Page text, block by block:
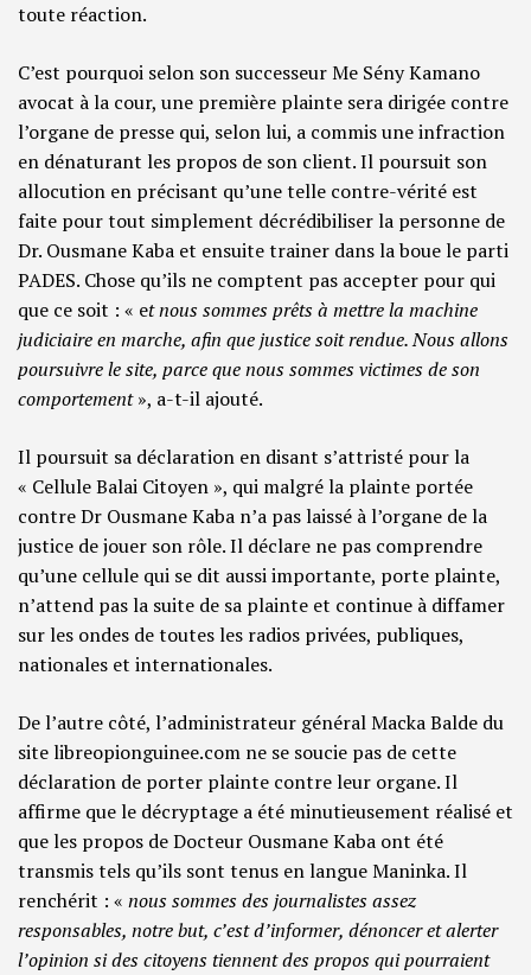
toute réaction.
C’est pourquoi selon son successeur Me Sény Kamano
avocat à la cour, une première plainte sera dirigée contre
l’organe de presse qui, selon lui, a commis une infraction
en dénaturant les propos de son client. Il poursuit son
allocution en précisant qu’une telle contre-vérité est
faite pour tout simplement décrédibiliser la personne de
Dr. Ousmane Kaba et ensuite trainer dans la boue le parti
PADES. Chose qu’ils ne comptent pas accepter pour qui
que ce soit : « et nous sommes prêts à mettre la machine
judiciaire en marche, afin que justice soit rendue. Nous allons
poursuivre le site, parce que nous sommes victimes de son
comportement», a-t-il ajouté.
Il poursuit sa déclaration en disant s’attristé pour la
« Cellule Balai Citoyen », qui malgré la plainte portée
contre Dr Ousmane Kaba n’a pas laissé à l’organe de la
justice de jouer son rôle. Il déclare ne pas comprendre
qu’une cellule qui se dit aussi importante, porte plainte,
n’attend pas la suite de sa plainte et continue à diffamer
sur les ondes de toutes les radios privées, publiques,
nationales et internationales.
De l’autre côté, l’administrateur général Macka Balde du
site libreopionguinee.com ne se soucie pas de cette
déclaration de porter plainte contre leur organe. Il
affirme que le décryptage a été minutieusement réalisé et
que les propos de Docteur Ousmane Kaba ont été
transmis tels qu’ils sont tenus en langue Maninka. Il
renchérit : « noussommes des journalistes assez
responsables, notre but, c’est d’informer, dénoncer et alerter
l’opinion si des citoyens tiennent des propos qui pourraient